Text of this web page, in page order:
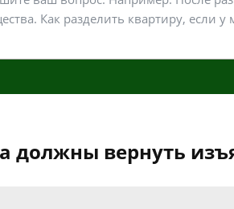
должны вернуть